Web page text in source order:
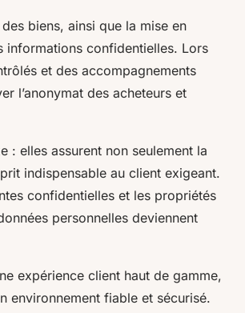
biens, ainsi que la mise en
informations confidentielles. Lors
et des accompagnements
l’anonymat des acheteurs et
: elles assurent non seulement la
indispensable au client exigeant.
confidentielles et les propriétés
personnelles deviennent
expérience client haut de gamme,
environnement fiable et sécurisé.